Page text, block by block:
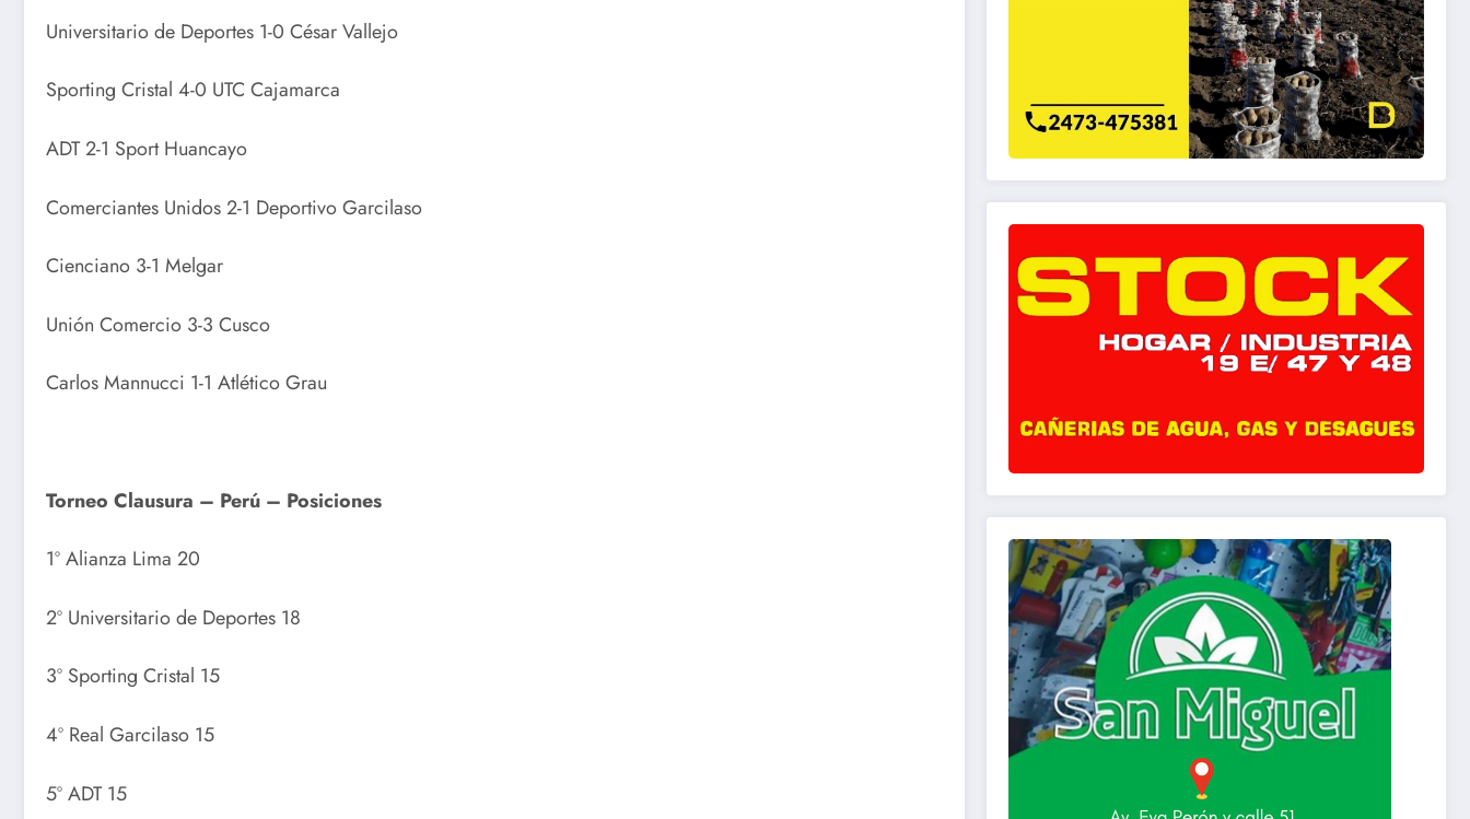
Universitario de Deportes 1-0 César Vallejo
Sporting Cristal 4-0 UTC Cajamarca
ADT 2-1 Sport Huancayo
Comerciantes Unidos 2-1 Deportivo Garcilaso
Cienciano 3-1 Melgar
Unión Comercio 3-3 Cusco
Carlos Mannucci 1-1 Atlético Grau
Torneo Clausura – Perú – Posiciones
1º Alianza Lima 20
2º Universitario de Deportes 18
3º Sporting Cristal 15
4º Real Garcilaso 15
5º ADT 15